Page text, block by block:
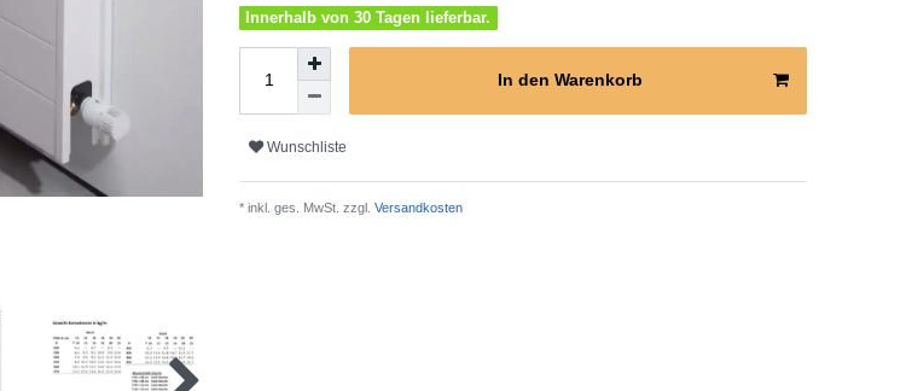
Innerhalb von 30 Tagen lieferbar.
In den Warenkorb
Wunschliste
* inkl. ges. MwSt. zzgl. Versandkosten